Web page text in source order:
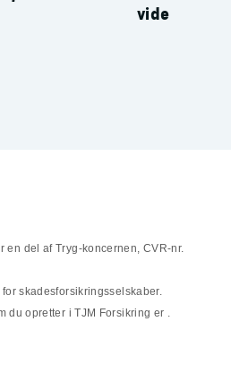
vide
en del af Tryg-koncernen, CVR-nr.
skadesforsikringsselskaber.
du opretter i TJM Forsikring er .